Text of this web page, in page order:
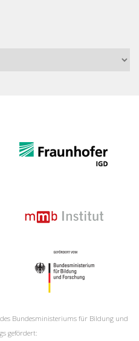
Bundesministeriums für Bildung und
gefördert: